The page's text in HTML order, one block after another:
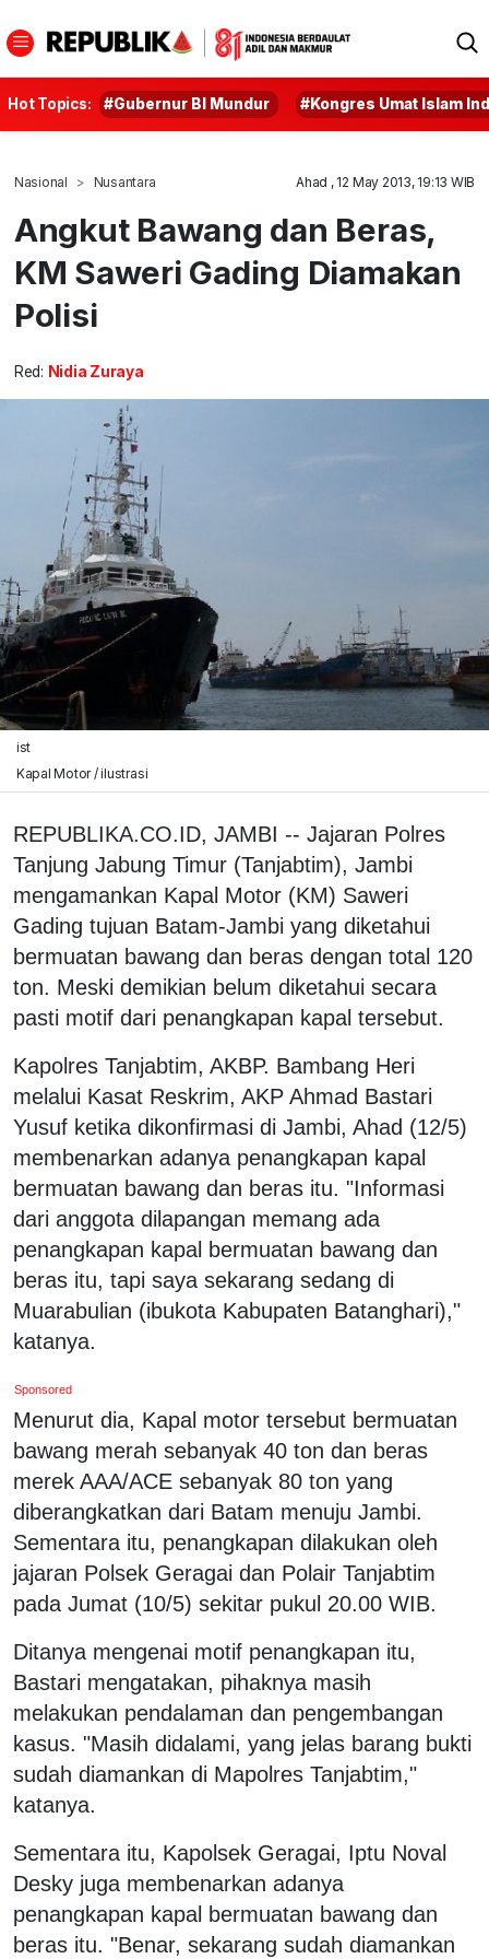
Hot Topics: #Gubernur BI Mundur #Kongres Umat Islam
Nasional Nusantara Ahad , 12 May 2013, 19:13 WIB
Angkut Bawang dan Beras,
KM Saweri Gading Diamakan
Polisi
Red: Nidia Zuraya
ist
Kapal Motor / ilustrasi
REPUBLIKA.CO.ID, JAMBI -- Jajaran Polres
Tanjung Jabung Timur (Tanjabtim), Jambi
mengamankan Kapal Motor (KM) Saweri
Gading tujuan Batam-Jambi yang diketahui
bermuatan bawang dan beras dengan total 120
ton. Meski demikian belum diketahui secara
pasti motif dari penangkapan kapal tersebut.
Kapolres Tanjabtim, AKBP. Bambang Heri
melalui Kasat Reskrim, AKP Ahmad Bastari
Yusuf ketika dikonfirmasi di Jambi, Ahad (12/5)
membenarkan adanya penangkapan kapal
bermuatan bawang dan beras itu. "Informasi
dari anggota dilapangan memang ada
penangkapan kapal bermuatan bawang dan
beras itu, tapi saya sekarang sedang di
Muarabulian (ibukota Kabupaten Batanghari),"
katanya.
Sponsored
Menurut dia, Kapal motor tersebut bermuatan
bawang merah sebanyak 40 ton dan beras
merek AAA/ACE sebanyak 80 ton yang
diberangkatkan dari Batam menuju Jambi.
Sementara itu, penangkapan dilakukan oleh
jajaran Polsek Geragai dan Polair Tanjabtim
pada Jumat (10/5) sekitar pukul 20.00 WIB.
Ditanya mengenai motif penangkapan itu,
Bastari mengatakan, pihaknya masih
melakukan pendalaman dan pengembangan
kasus. "Masih didalami, yang jelas barang bukti
sudah diamankan di Mapolres Tanjabtim,"
katanya.
Sementara itu, Kapolsek Geragai, Iptu Noval
Desky juga membenarkan adanya
penangkapan kapal bermuatan bawang dan
beras itu. "Benar, sekarang sudah diamankan